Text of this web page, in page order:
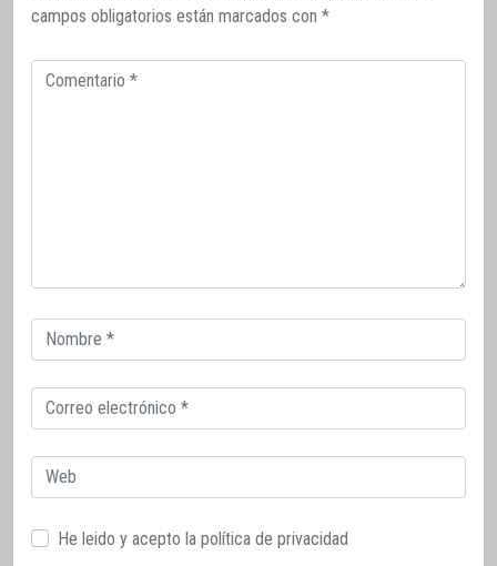
campos obligatorios están marcados con *
Comentario
Correo
electrónico
Correo
electrónico
Web
He leido y acepto la política de privacidad